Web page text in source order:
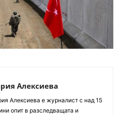
Алексиева
Алексиева е журналист с над 15
опит в разследващата и